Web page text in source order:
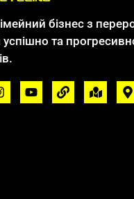
бізнес з
та